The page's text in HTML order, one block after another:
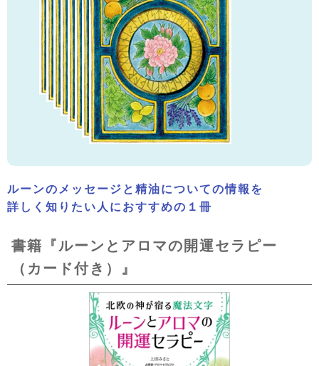
ルーンのメッセージと精油についての情報を
詳しく知りたい人におすすめの１冊
書籍『ルーンとアロマの開運セラピー
（カード付き）』